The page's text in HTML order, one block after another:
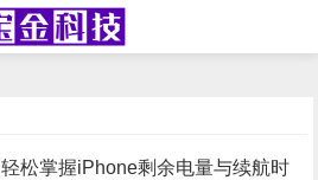
轻松掌握iPhone剩余电量与续航时